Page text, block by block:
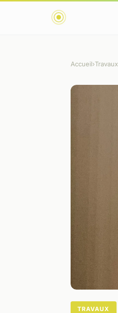
Accueil›Travaux
TRAVAUX